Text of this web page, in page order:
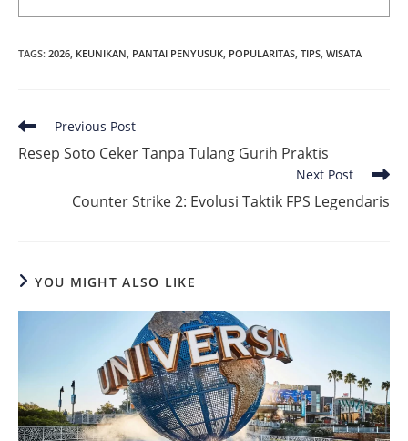
TAGS: 2026, KEUNIKAN, PANTAI PENYUSUK, POPULARITAS, TIPS, WISATA
Read
articles
Previous Post
Resep Soto Ceker Tanpa Tulang Gurih Praktis
Next Post
Counter Strike 2: Evolusi Taktik FPS Legendaris
YOU MIGHT ALSO LIKE